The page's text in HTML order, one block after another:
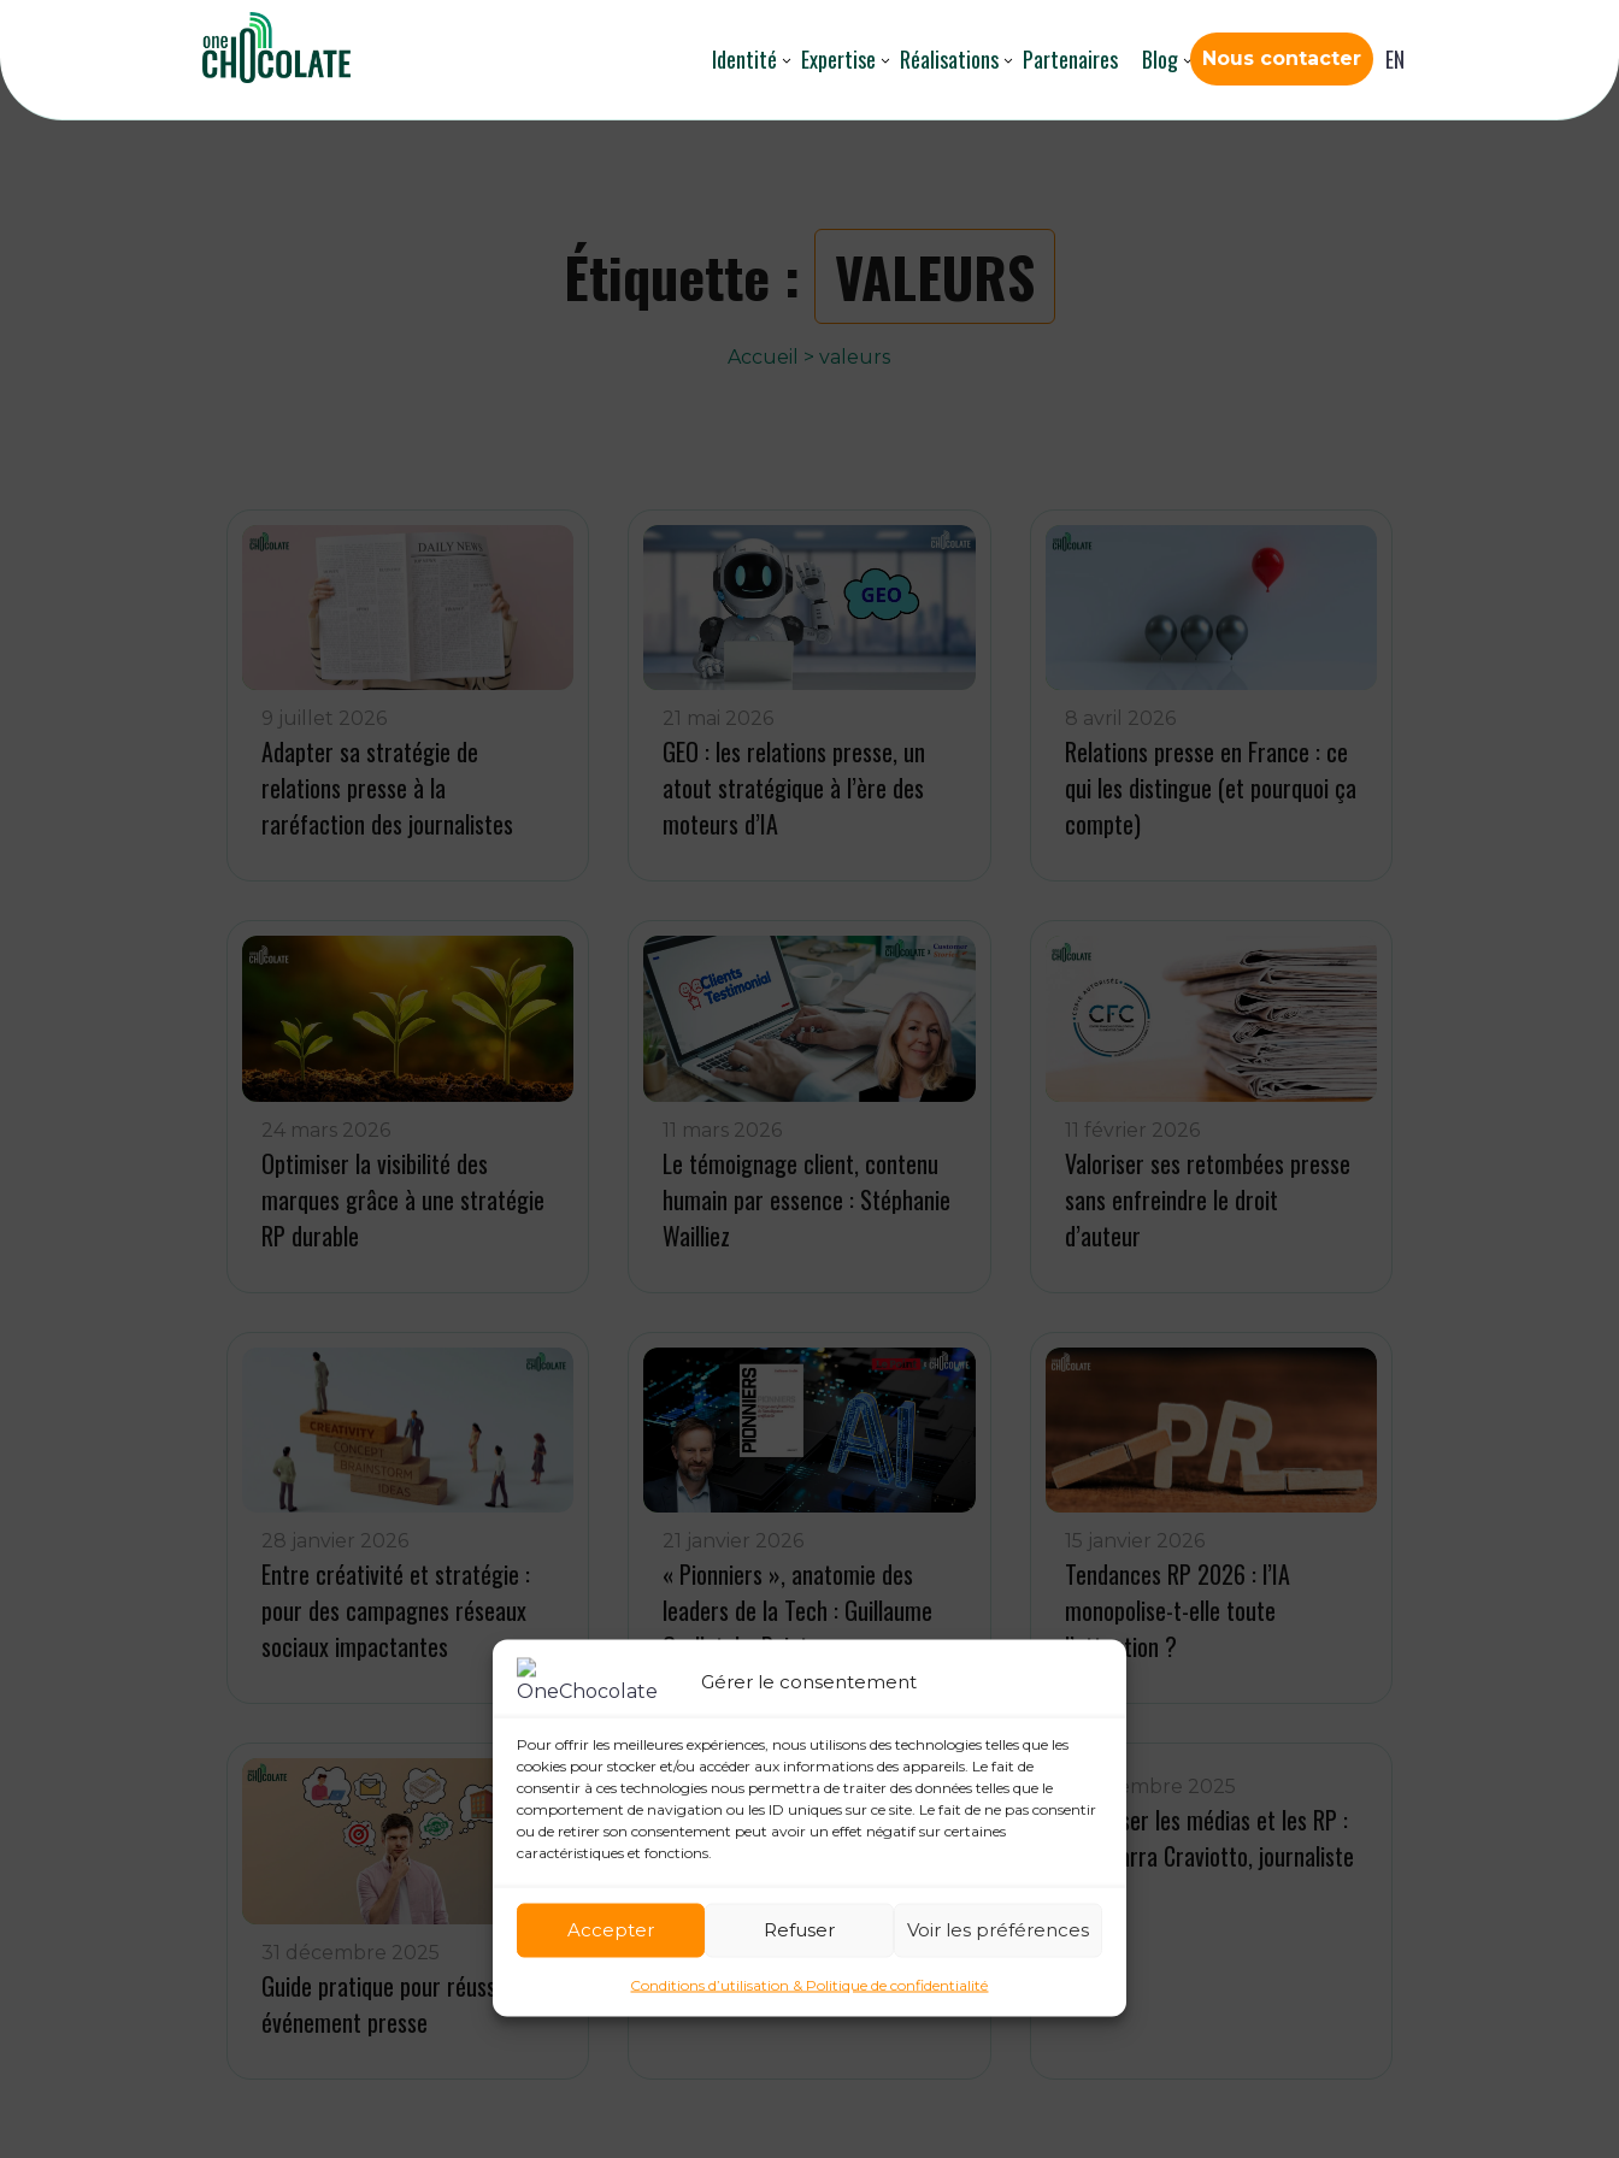
Gérer le consentement
Pour offrir les meilleures expériences, nous utilisons des technologies telles que les
cookies pour stocker et/ou accéder aux informations des appareils. Le fait de
consentir à ces technologies nous permettra de traiter des données telles que le
comportement de navigation ou les ID uniques sur ce site. Le fait de ne pas consentir
ou de retirer son consentement peut avoir un effet négatif sur certaines
caractéristiques et fonctions.
Accepter Refuser Voir les préférences
Conditions d’utilisation & Politique de confidentialité
Identité Expertise Réalisations Partenaires Blog Nous contacter EN
Étiquette : VALEURS
Accueil >valeurs
9 juillet 2026
Adapter sa stratégie de
relations presse à la
raréfaction des journalistes
21 mai 2026
GEO : les relations presse, un
atout stratégique à l’ère des
moteurs d’IA
8 avril 2026
Relations presse en France : ce
qui les distingue (et pourquoi ça
compte)
24 mars 2026
Optimiser la visibilité des
marques grâce à une stratégie
RP durable
11 mars 2026
Le témoignage client, contenu
humain par essence : Stéphanie
Wailliez
11 février 2026
Valoriser ses retombées presse
sans enfreindre le droit
d’auteur
28 janvier 2026
Entre créativité et stratégie :
pour des campagnes réseaux
sociaux impactantes
21 janvier 2026
« Pionniers », anatomie des
leaders de la Tech : Guillaume
Grallet, Le Point
15 janvier 2026
Tendances RP 2026 : l’IA
monopolise-t-elle toute
l’attention ?
31 décembre 2025
Guide pratique pour réussir un
événement presse
17 décembre 2025
Les tendances réseaux sociaux
en 2026
9 décembre 2025
Repenser les médias et les RP :
Lola Parra Craviotto, journaliste